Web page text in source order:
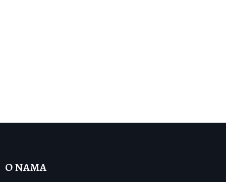
O NAMA